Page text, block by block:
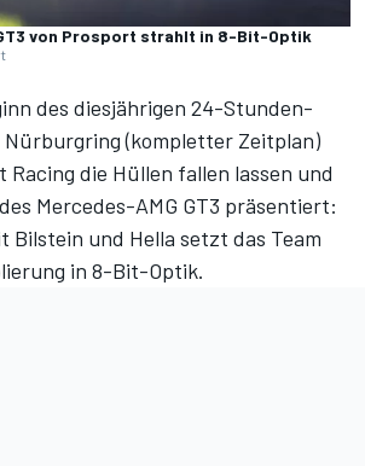
von Prosport strahlt in 8-Bit-Optik
des diesjährigen 24-Stunden-
Nürburgring (kompletter Zeitplan)
die Hüllen fallen lassen und
Mercedes-AMG GT3 präsentiert:
Bilstein und Hella setzt das Team
in 8-Bit-Optik.